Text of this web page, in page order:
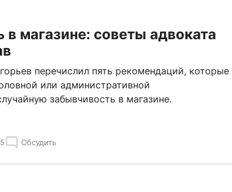
в магазине: советы адвоката
перечислил пять рекомендаций, которые
или административной
забывчивость в магазине.
5 Обсудить